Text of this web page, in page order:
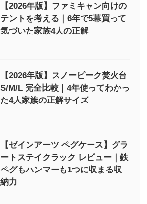
【2026年版】ファミキャン向けの
テントを考える｜6年で5幕買って
気づいた家族4人の正解
【2026年版】スノーピーク焚火台
S/M/L 完全比較｜4年使ってわかっ
た4人家族の正解サイズ
【ゼインアーツ ペグケース】グラ
ートステイクラック レビュー｜鉄
ペグもハンマーも1つに収まる収
納力